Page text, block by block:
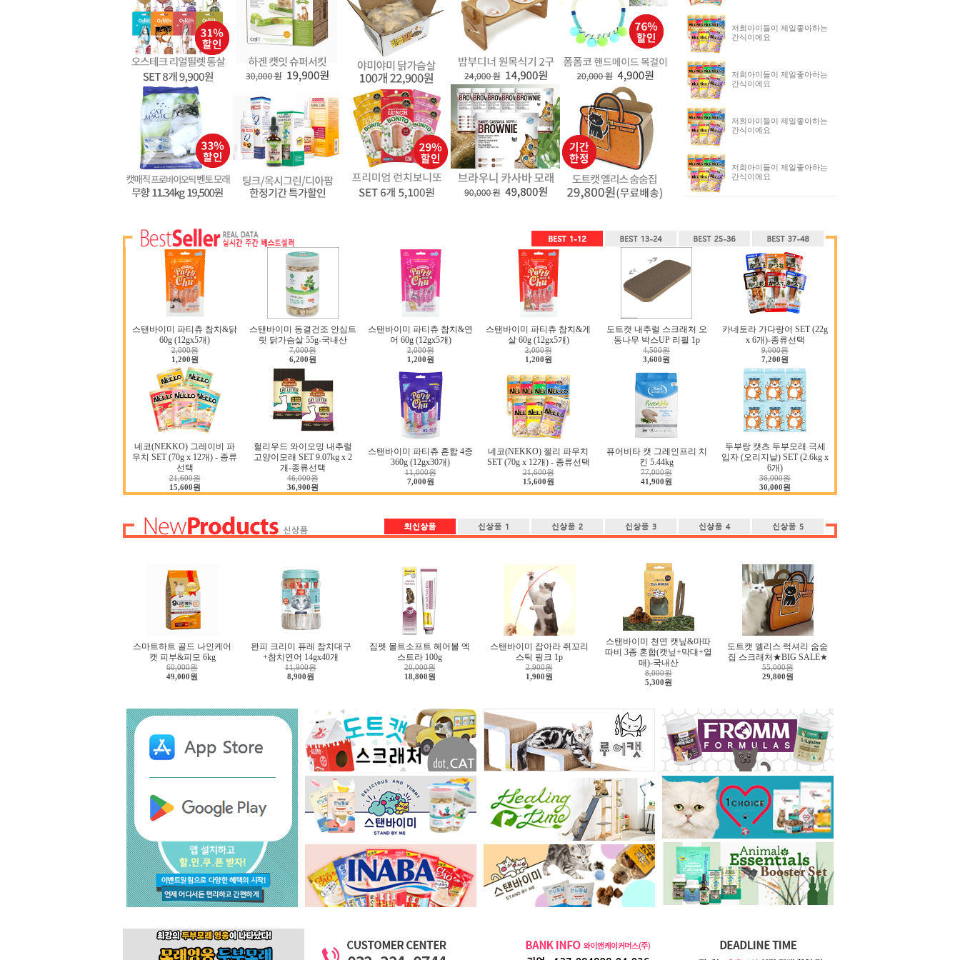
저희아이들이 제일좋아하는
간식이에요
저희아이들이 제일좋아하는
간식이에요
저희아이들이 제일좋아하는
간식이에요
저희아이들이 제일좋아하는
간식이에요
스탠바이미 파티츄 참치&닭
60g (12gx5개)
2,000원
1,200원
스탠바이미 동결건조 안심트
릿 닭가슴살 55g-국내산
7,000원
6,200원
스탠바이미 파티츄 참치&연
어 60g (12gx5개)
2,000원
1,200원
스탠바이미 파티츄 참치&게
살 60g (12gx5개)
2,000원
1,200원
도트캣 내추럴 스크래처 오
동나무 박스UP 리필 1p
4,500원
3,600원
카네토라 가다랑어 SET (22g
x 6개)-종류선택
9,000원
7,200원
네코(NEKKO) 그레이비 파
우치 SET (70g x 12개) - 종류
선택
21,600원
15,600원
헐리우드 와이오밍 내추럴
고양이모래 SET 9.07kg x 2
개-종류선택
46,000원
36,900원
스탠바이미 파티츄 혼합 4종
360g (12gx30개)
11,000원
7,000원
네코(NEKKO) 젤리 파우치
SET (70g x 12개) - 종류선택
21,600원
15,600원
퓨어비타 캣 그레인프리 치
킨 5.44kg
77,000원
41,900원
두부랑 캣츠 두부모래 극세
입자 (오리지날) SET (2.6kg x
6개)
36,000원
30,000원
스마트하트 골드 나인케어
캣 피부&피모 6kg
60,000원
49,000원
완피 크리미 퓨레 참치대구
+참치연어 14gx40개
11,900원
8,900원
짐펫 몰트소프트 헤어볼 엑
스트라 100g
20,000원
18,800원
스탠바이미 잡아라 쥐꼬리
스틱 핑크 1p
2,900원
1,900원
스탠바이미 천연 캣닢&마따
따비 3종 혼합(캣닢+막대+열
매)-국내산
8,000원
5,300원
도트캣 엘리스 럭셔리 숨숨
집 스크래처★BIG SALE★
55,000원
29,800원